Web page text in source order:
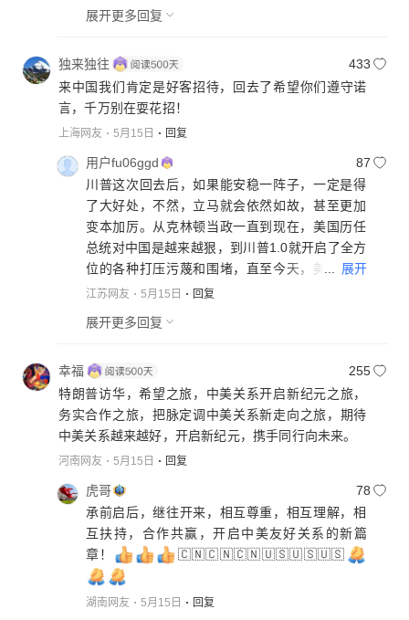
展开更多回复
独来独往
433
来中国我们肯定是好客招待，回去了希望你们遵守诺
言，千万别在耍花招！
上海网友 5月15日 回复
用户fu06ggd
87
川普这次回去后，如果能安稳一阵子，一定是得
了大好处，不然，立马就会依然如故，甚至更加
变本加厉。从克林顿当政一直到现在，美国历任
总统对中国是越来越狠，到川普1.0就开启了全方
位的各种打压污蔑和围堵，直至今天，美国政府
从总统到政客是比着对中国谁更凶狠，如果有一
有丝毫幻想都是天真和危险的，象现在做的一
容的格局，两手对待，方能行稳致远。
展开
江苏网友 5月15日 回复
展开更多回复
幸福
255
特朗普访华，希望之旅，中美关系开启新纪元之旅，
务实合作之旅，把脉定调中美关系新走向之旅，期待
中美关系越来越好，开启新纪元，携手同行向未来。
河南网友 5月15日 回复
虎哥
78
承前启后，继往开来，相互尊重，相互理解，相
互扶持，合作共赢，开启中美友好关系的新篇
章！
🇨🇳🇨🇳🇨🇳🇺🇸🇺🇸🇺🇸
湖南网友 5月15日 回复